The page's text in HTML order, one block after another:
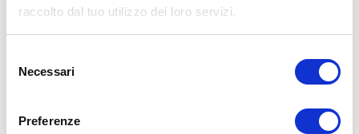
raccolto dal tuo utilizzo dei loro servizi.
delNecessari
Preferenze